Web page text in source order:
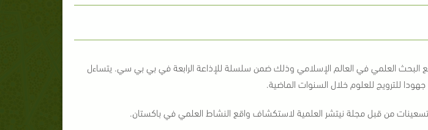
العلمي في العالم الإسلامي وذلك ضمن سلسلة للإذاعة الرابعة في بي بي سي. يتساءل
للترويج للعلوم خلال السنوات الماضية.
من قبل مجلة نيتشر العلمية لاستكشاف واقع النشاط العلمي في باكستان.